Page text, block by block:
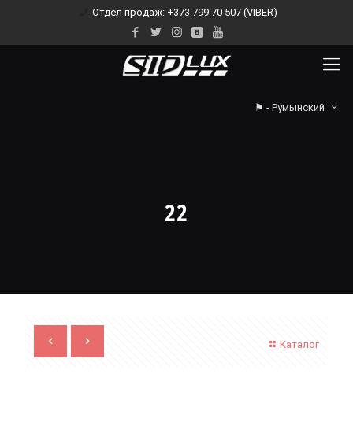
Отдел продаж: +373 799 70 507 (VIBER)
⚑ - Румынский
22
Каталог